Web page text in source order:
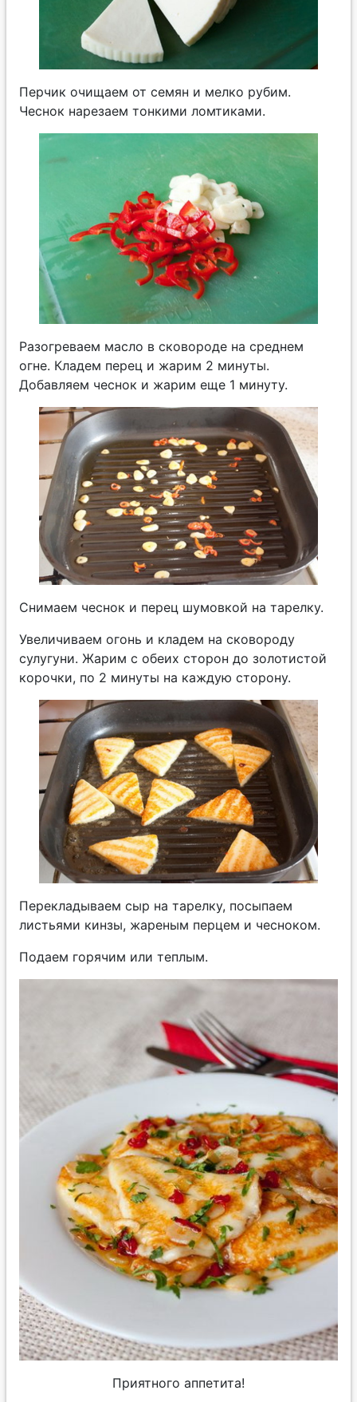
Перчик очищаем от семян и мелко рубим.
Чеснок нарезаем тонкими ломтиками.
Разогреваем масло в сковороде на среднем
огне. Кладем перец и жарим 2 минуты.
Добавляем чеснок и жарим еще 1 минуту.
Снимаем чеснок и перец шумовкой на тарелку.
Увеличиваем огонь и кладем на сковороду
сулугуни. Жарим с обеих сторон до золотистой
корочки, по 2 минуты на каждую сторону.
Перекладываем сыр на тарелку, посыпаем
листьями кинзы, жареным перцем и чесноком.
Подаем горячим или теплым.
Приятного аппетита!